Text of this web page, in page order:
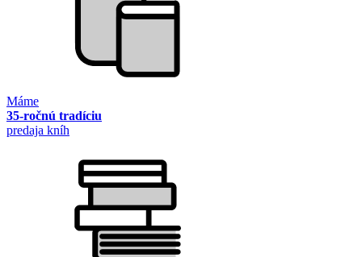
Máme
35-ročnú tradíciu
predaja kníh